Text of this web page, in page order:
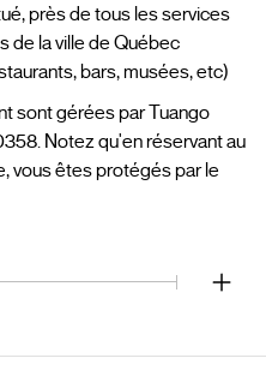
près de tous les services
de la ville de Québec
bars, musées, etc)
sont gérées par Tuango
Notez qu'en réservant au
vous êtes protégés par le